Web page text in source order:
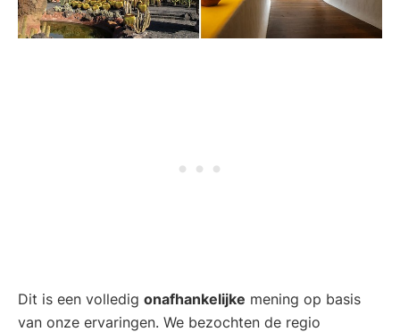
Dit is een volledig onafhankelijke mening op basis
van onze ervaringen. We bezochten de regio